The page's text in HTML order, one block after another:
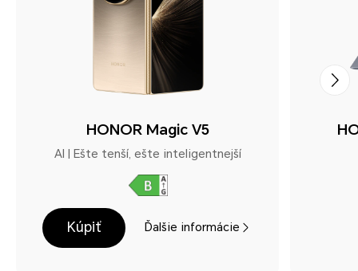
HONOR Magic V5
AI | Ešte tenší, ešte inteligentnejší
Kúpiť Ďalšie informácie